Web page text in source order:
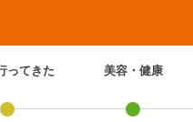
ってきた 美容・健康